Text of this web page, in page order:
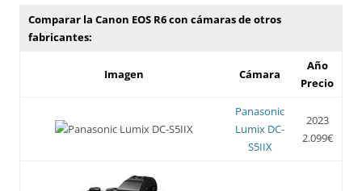
Comparar la Canon EOS R6 con cámaras de otros
fabricantes:
Imagen Cámara
Año
Precio
Panasonic
Lumix DC-
S5IIX
2023
2.099€